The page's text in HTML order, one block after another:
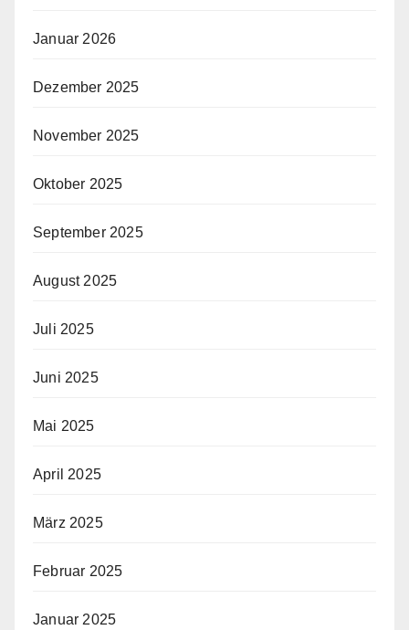
Januar 2026
Dezember 2025
November 2025
Oktober 2025
September 2025
August 2025
Juli 2025
Juni 2025
Mai 2025
April 2025
März 2025
Februar 2025
Januar 2025